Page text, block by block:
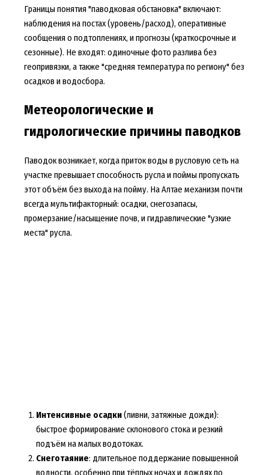
Границы понятия "паводковая обстановка" включают:
наблюдения на постах (уровень/расход), оперативные
сообщения о подтоплениях, и прогнозы (краткосрочные и
сезонные). Не входят: одиночные фото разлива без
геопривязки, а также "средняя температура по региону" без
осадков и водосбора.
Метеорологические и
гидрологические причины паводков
Паводок возникает, когда приток воды в русловую сеть на
участке превышает способность русла и поймы пропускать
этот объём без выхода на пойму. На Алтае механизм почти
всегда мультифакторный: осадки, снегозапасы,
промерзание/насыщение почв, и гидравлические "узкие
места" русла.
Интенсивные осадки(ливни, затяжные дожди):
быстрое формирование склонового стока и резкий
подъём на малых водотоках.
Снеготаяние: длительное поддержание повышенной
водности, особенно при тёплых ночах и дождях по